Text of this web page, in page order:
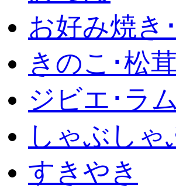
お好み焼き
きのこ･松茸
ジビエ･ラ
しゃぶしゃ
すきやき